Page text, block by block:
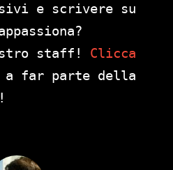
e scrivere su
staff! Clicca
a far parte della